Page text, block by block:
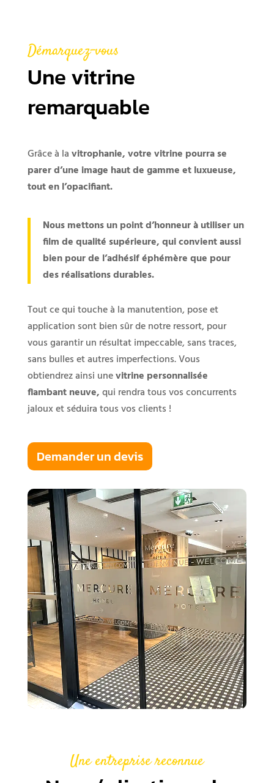
Démarquez-vous
Une vitrine
remarquable
Grâce à lavitrophanie, votre vitrine pourra se
parer d’une image haut de gamme et luxueuse,
tout en l’opacifiant.
Nous mettons un point d’honneur à utiliser un
film de qualité supérieure, qui convient aussi
bien pour de l’adhésif éphémère que pour
des réalisations durables.
Tout ce qui touche à la manutention, pose et
application sont bien sûr de notre ressort, pour
vous garantir un résultat impeccable, sans traces,
sans bulles et autres imperfections. Vous
obtiendrez ainsi unevitrine personnalisée
flambant neuve,qui rendra tous vos concurrents
jaloux et séduira tous vos clients !
Demander un devis
Une entreprise reconnue